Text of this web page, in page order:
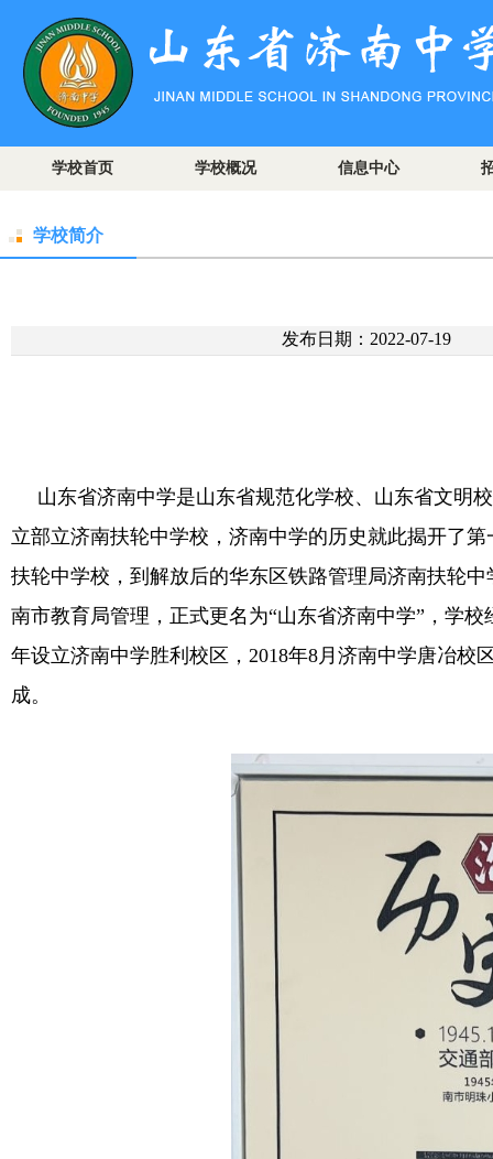
学校首页 学校概况 信息中心
学校简介
发布日期：2022-07-19
山东省济南中学是山东省规范化学校、山东省文明
立部立济南扶轮中学校，济南中学的历史就此揭开了
扶轮中学校，到解放后的华东区铁路管理局济南扶轮
南市教育局管理，正式更名为“山东省济南中学”，学
年设立济南中学胜利校区，2018年8月济南中学唐冶
成。